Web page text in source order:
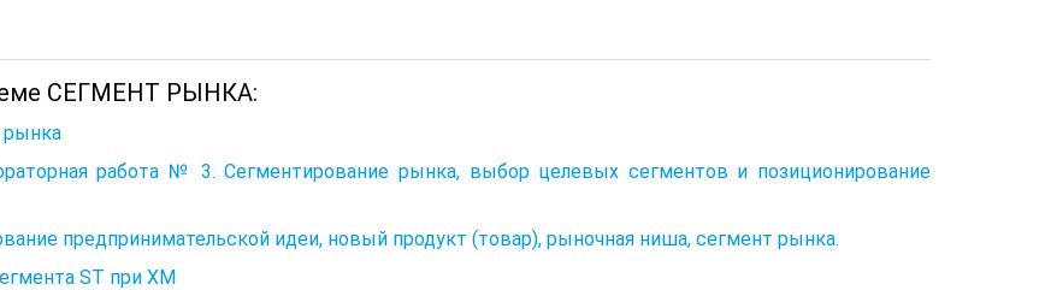
СЕГМЕНТ РЫНКА:
рынка
работа № 3. Сегментирование рынка, выбор целевых сегментов и позиционирование
предпринимательской идеи, новый продукт (товар), рыночная ниша, сегмент рынка.
ST при ХМ